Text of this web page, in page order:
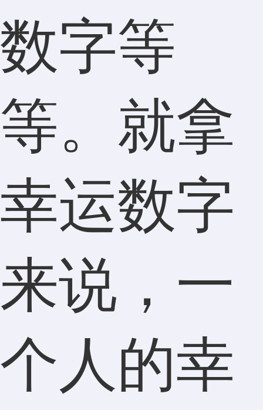
数字等
等。就拿
幸运数字
来说，一
个人的幸